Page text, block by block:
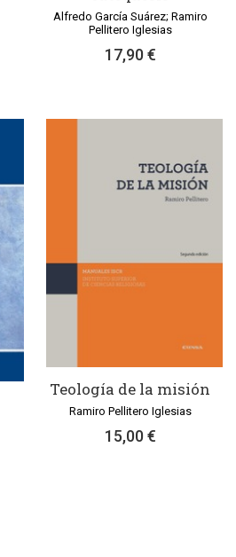
Alfredo García Suárez; Ramiro
Pellitero Iglesias
17,90 €
Teología de la misión
Ramiro Pellitero Iglesias
15,00 €